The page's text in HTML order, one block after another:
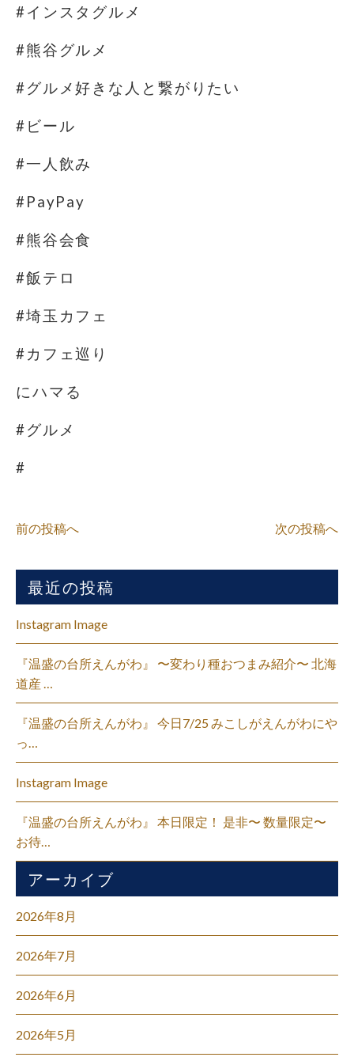
#インスタグルメ
#熊谷グルメ
#グルメ好きな人と繋がりたい
#ビール
#一人飲み
#PayPay
#熊谷会食
#飯テロ
#埼玉カフェ
#カフェ巡り
にハマる
#グルメ
#
前の投稿へ 次の投稿へ
最近の投稿
Instagram Image
『温盛の台所えんがわ』 〜変わり種おつまみ紹介〜 北海
道産 …
『温盛の台所えんがわ』 今日7/25 みこしがえんがわにや
っ…
Instagram Image
『温盛の台所えんがわ』 本日限定！ 是非〜 数量限定〜
お待…
アーカイブ
2026年8月
2026年7月
2026年6月
2026年5月